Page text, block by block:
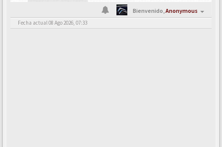
Bienvenido,Anonymous
Fecha actual 08 Ago 2026, 07:33